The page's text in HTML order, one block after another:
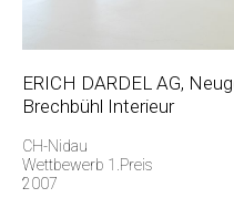
ERICH DARDEL AG,
Brechbühl Interieur
CH-Nidau
Wettbewerb 1.Preis
2007